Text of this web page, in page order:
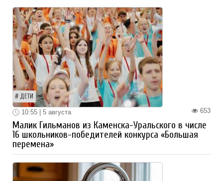
ДЕТИ
653
10:55 | 5 августа
Малик Гильманов из Каменска-Уральского в числе
16 школьников-победителей конкурса «Большая
перемена»